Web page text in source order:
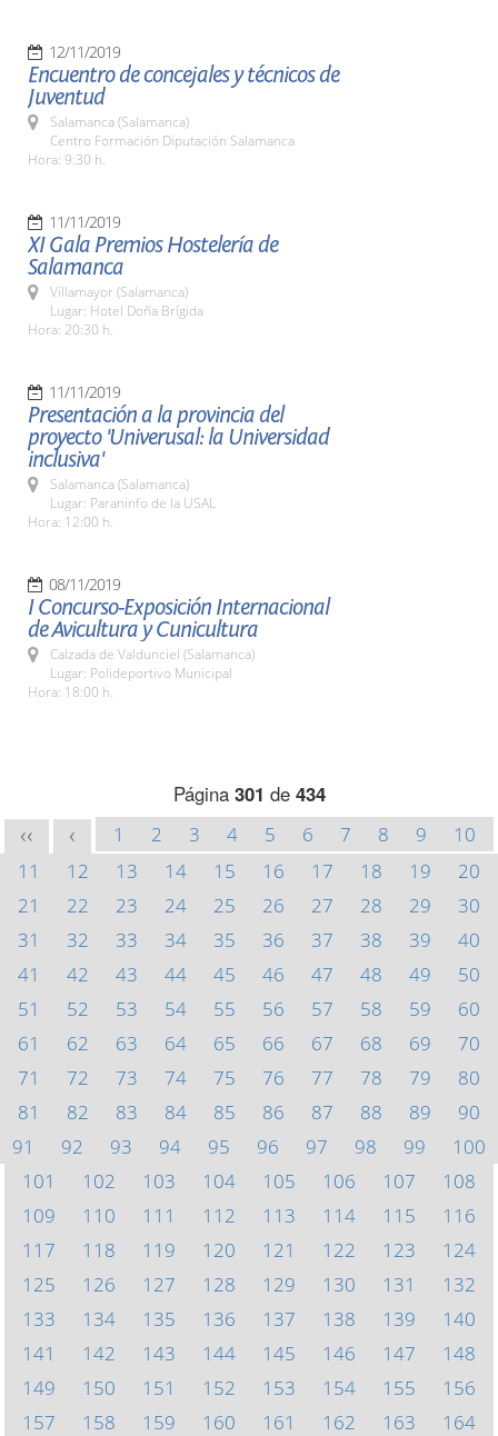
12/11/2019
Encuentro de concejales y técnicos de
Juventud
Salamanca (Salamanca)
Centro Formación Diputación Salamanca
Hora: 9:30 h.
11/11/2019
XI Gala Premios Hostelería de
Salamanca
Villamayor (Salamanca)
Lugar: Hotel Doña Brígida
Hora: 20:30 h.
11/11/2019
Presentación a la provincia del
proyecto 'Univerusal: la Universidad
inclusiva'
Salamanca (Salamanca)
Lugar: Paraninfo de la USAL
Hora: 12:00 h.
08/11/2019
I Concurso-Exposición Internacional
de Avicultura y Cunicultura
Calzada de Valdunciel (Salamanca)
Lugar: Polideportivo Municipal
Hora: 18:00 h.
Página 301 de 434
<< < 1 2 3 4 5 6 7 8 9
10
11
12 13 14 15 16 17 18 19
20
21
22 23 24 25 26 27 28 29
30
31
32 33 34 35 36 37 38 39
40
41
42 43 44 45 46 47 48 49
50
51
52 53 54 55 56 57 58 59
60
61
62 63 64 65 66 67 68 69
70
71
72 73 74 75 76 77 78 79
80
81
82 83 84 85 86 87 88 89
90
91
92 93 94 95 96 97 98 99
100
101
102 103 104 105 106 107
108
109
110 111 112 113 114 115
116
117
118 119 120 121 122 123
124
125
126 127 128 129 130 131
132
133
134 135 136 137 138 139
140
141
142 143 144 145 146 147
148
149
150 151 152 153 154 155
156
157
158 159 160 161 162 163
164